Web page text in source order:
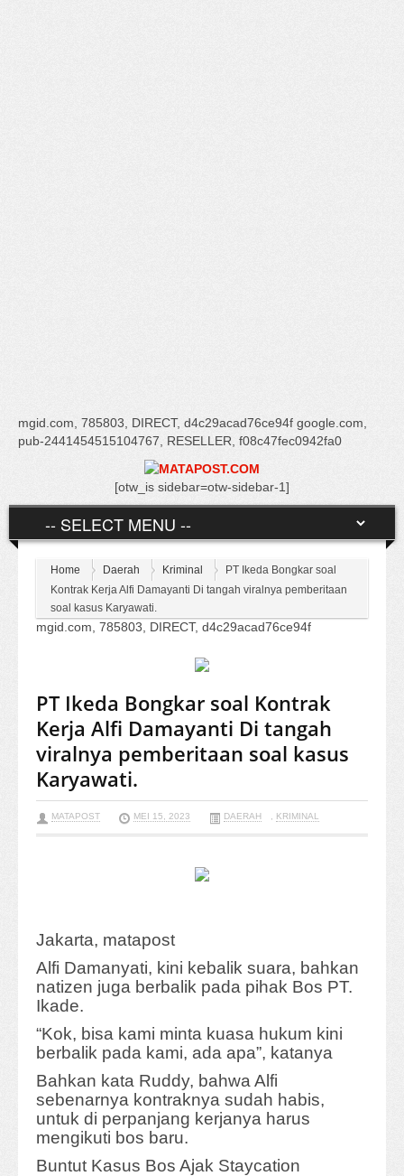
mgid.com, 785803, DIRECT, d4c29acad76ce94f google.com,
pub-2441454515104767, RESELLER, f08c47fec0942fa0
[otw_is sidebar=otw-sidebar-1]
Home Daerah Kriminal
PT Ikeda Bongkar soal
Kontrak Kerja Alfi Damayanti Di tangah viralnya pemberitaan
soal kasus Karyawati.
mgid.com, 785803, DIRECT, d4c29acad76ce94f
PT Ikeda Bongkar soal Kontrak
Kerja Alfi Damayanti Di tangah
viralnya pemberitaan soal kasus
Karyawati.
MATAPOST MEI 15, 2023 DAERAH , KRIMINAL
Jakarta, matapost
Alfi Damanyati, kini kebalik suara, bahkan
natizen juga berbalik pada pihak Bos PT.
Ikade.
“Kok, bisa kami minta kuasa hukum kini
berbalik pada kami, ada apa”, katanya
Bahkan kata Ruddy, bahwa Alfi
sebenarnya kontraknya sudah habis,
untuk di perpanjang kerjanya harus
mengikuti bos baru.
Buntut Kasus Bos Ajak Staycation